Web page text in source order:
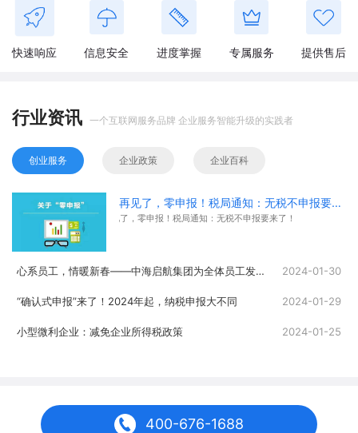
快速响应 信息安全 进度掌握 专属服务 提供售后
行业资讯 一个互联网服务品牌 企业服务智能升级的实践者
创业服务 企业政策 企业百科
再见了，零申报！税局通知：无税不申报要来了！
再见了，零申报！税局通知：无税不申报要来了！
心系员工，情暖新春——中海启航集团为全体员工发放春节福利 2024-01-30
“确认式申报”来了！2024年起，纳税申报大不同 2024-01-29
小型微利企业：减免企业所得税政策 2024-01-25
400-676-1688